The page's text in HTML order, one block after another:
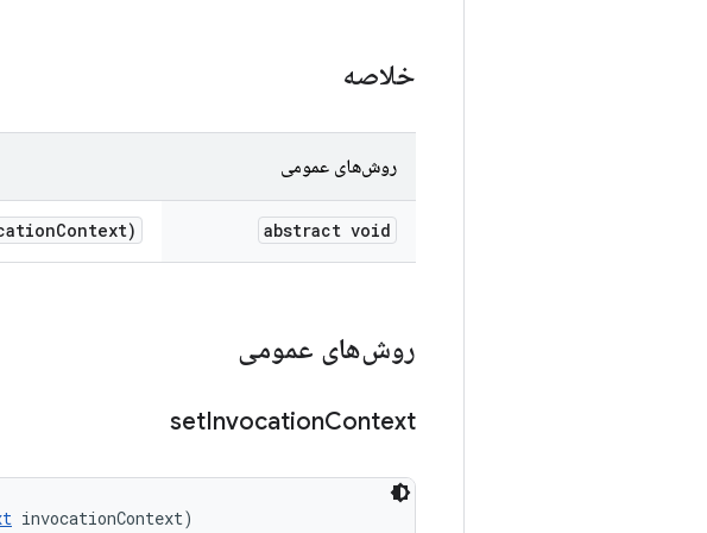
خلاصه
روش‌های عمومی
abstract void
Context)
روش‌های عمومی
setInvocationContext
invocationContext)